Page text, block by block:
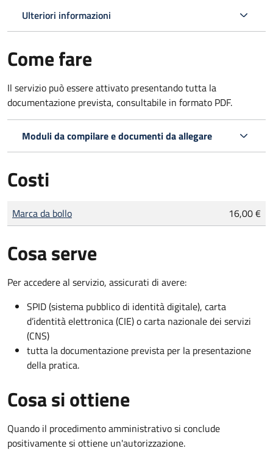
Ulteriori informazioni
Come fare
Il servizio può essere attivato presentando tutta la
documentazione prevista, consultabile in formato PDF.
Moduli da compilare e documenti da allegare
Costi
Tipo di pagamento
Importo
Marca da bollo 16,00 €
Cosa serve
Per accedere al servizio, assicurati di avere:
SPID (sistema pubblico di identità digitale), carta
d’identità elettronica (CIE) o carta nazionale dei servizi
(CNS)
tutta la documentazione prevista per la presentazione
della pratica.
Cosa si ottiene
Quando il procedimento amministrativo si conclude
positivamente si ottiene un'autorizzazione.